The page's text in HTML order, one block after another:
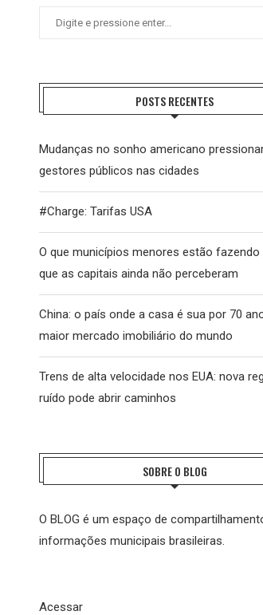
POSTS RECENTES
Mudanças no sonho americano
gestores públicos nas cidades
#Charge: Tarifas USA
O que municípios menores estão
que as capitais ainda não perceberam
China: o país onde a casa é sua por 70
maior mercado imobiliário do mundo
Trens de alta velocidade nos EUA: nova
ruído pode abrir caminhos
SOBRE O BLOG
O BLOG é um espaço de
informações municipais brasileiras.
Acessar